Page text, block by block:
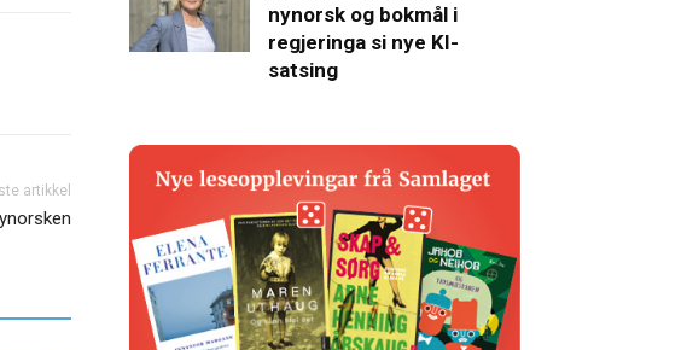
artikkel
nynorsk og bokmål i
regjeringa si nye KI-
satsing